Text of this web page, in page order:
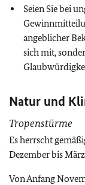
Seien Sie bei
angeblicher
sich mit,
Natur und
Tropenstürme
Es herrscht
Dezember bis
Von Anfang